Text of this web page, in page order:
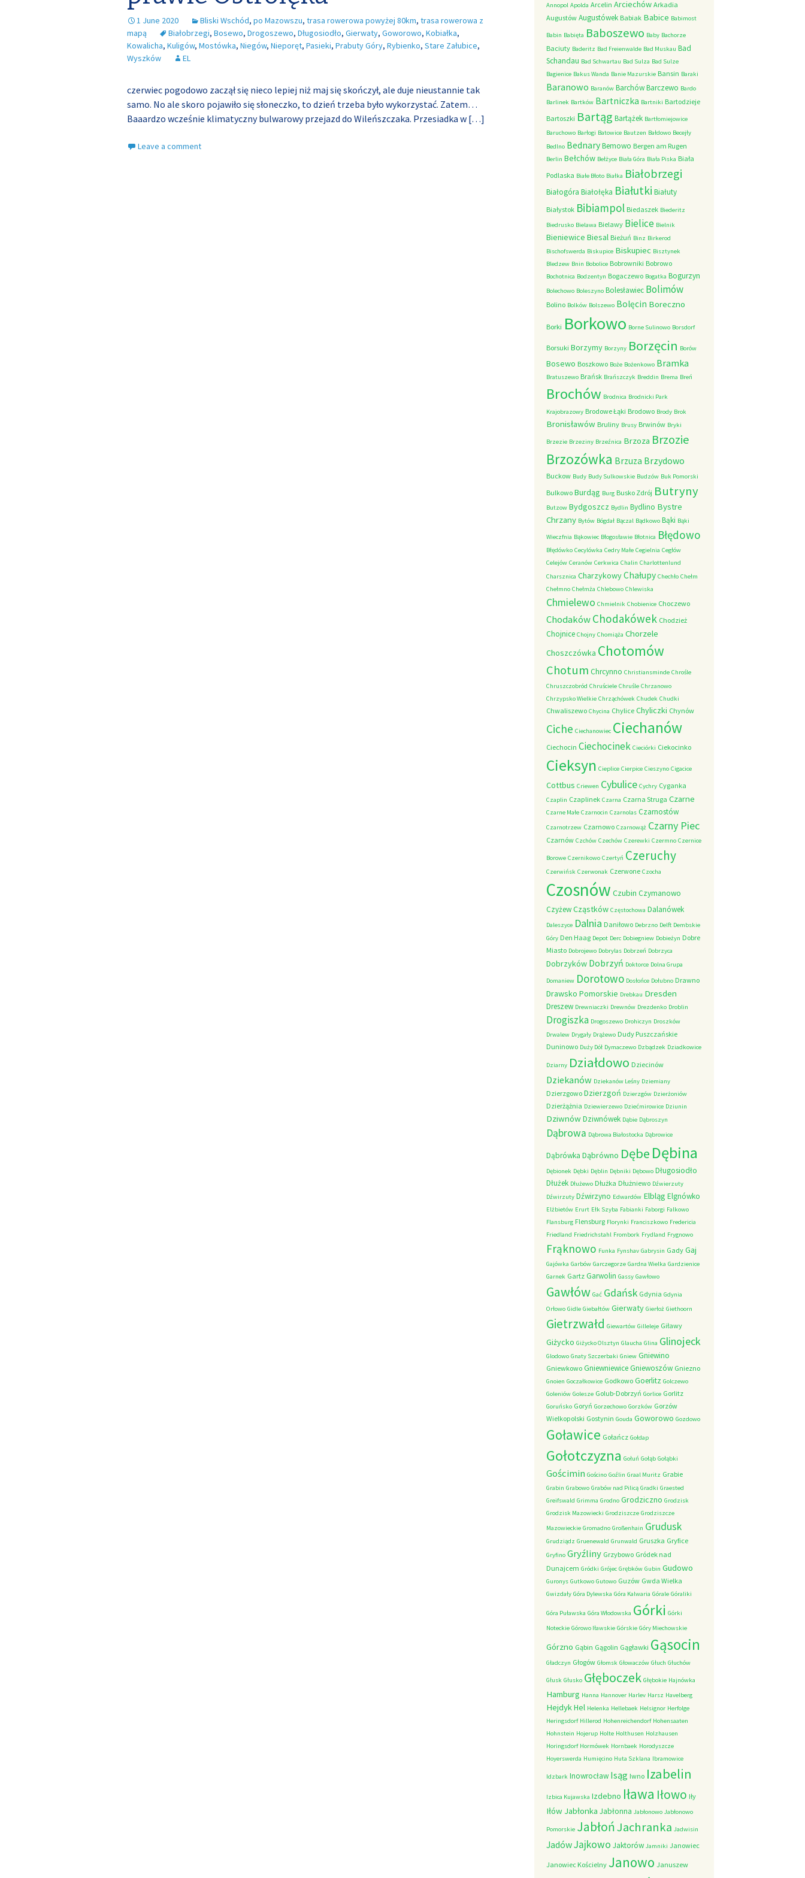
1 June 2020 Bliski Wschód, po Mazowszu, trasa rowerowa powyżej 80km, trasa rowerowa z
mapą
Białobrzegi, Bosewo, Drogoszewo, Długosiodło, Gierwaty, Goworowo, Kobiałka,
Kowalicha, Kuligów, Mostówka, Niegów, Nieporęt, Pasieki, Prabuty Góry, Rybienko, Stare Załubice,
Wyszków
EL
czerwiec pogodowo zaczął się nieco lepiej niż maj się skończył, ale duje nieustannie tak
samo. No ale skoro pojawiło się słoneczko, to dzień trzeba było wykorzystać. Zatem…
Baaardzo wcześnie klimatyczny bulwarowy przejazd do Wileńszczaka. Przesiadka w […]
Leave a comment
Annopol Apolda Arcelin Arciechów Arkadia
Augustów Augustówek Babiak Babice Babimost
Babin Babięta Baboszewo Baby Bachorze
Baciuty Baderitz Bad Freienwalde Bad Muskau Bad
Schandau Bad Schwartau Bad Sulza Bad Sulze
Bagienice Bakus Wanda Banie Mazurskie Bansin Baraki
Baranowo Baranów BarchówBarczewo Bardo
Barlinek Bartków Bartniczka Bartniki Bartodzieje
Bartoszki Bartąg Bartążek Bartłomiejowice
Baruchowo Barłogi Batowice Bautzen Bałdowo Becejły
Bedlno BednaryBemowo Bergen am Rugen
Berlin Bełchów Bełżyce Biała Góra Biała Piska Biała
Podlaska Białe Błoto Białka Białobrzegi
Białogóra Białołęka Białutki Białuty
Białystok Bibiampol Biedaszek Biederitz
Biedrusko Bielawa Bielawy Bielice Bielnik
Bieniewice Biesal Bieżuń Binz Birkerod
Bischofswerda Biskupice Biskupiec Bisztynek
Bledzew Bnin Bobolice Bobrowniki Bobrowo
Bochotnica Bodzentyn Bogaczewo Bogatka Bogurzyn
Bolechowo Boleszyno Bolesławiec Bolimów
Bolino Bolków Bolszewo Bolęcin Boreczno
Borki Borkowo Borne Sulinowo Borsdorf
Borsuki Borzymy Borzyny Borzęcin Borów
Bosewo Boszkowo Boże Bożenkowo Bramka
Bratuszewo Brańsk Brańszczyk Breddin Brema Breń
Brochów Brodnica Brodnicki Park
Krajobrazowy Brodowe Łąki Brodowo Brody Brok
Bronisławów Bruliny Brusy Brwinów Bryki
Brzezie Brzeziny Brzeźnica Brzoza Brzozie
Brzozówka Brzuza Brzydowo
Buckow Budy Budy Sulkowskie Budzów Buk Pomorski
Bulkowo Burdąg Burg Busko Zdrój Butryny
Butzow Bydgoszcz Bydlin Bydlino Bystre
Chrzany Bytów Bógdał Bączal Bądkowo Bąki Bąki
Wieczfnia Bąkowiec Błogosławie Błotnica Błędowo
Błędówko Cecylówka Cedry Małe Cegielnia Cegłów
Celejów Ceranów Cerkwica Chalin Charlottenlund
Charsznica CharzykowyChałupy Chechło Chełm
Chełmno Chełmża Chlebowo Chlewiska
Chmielewo Chmielnik Chobienice Choczewo
ChodakówChodakówek Chodzież
Chojnice Chojny Chomiąża Chorzele
Choszczówka Chotomów
Chotum Chrcynno Christiansminde Chrośle
Chruszczobród Chruściele Chruśle Chrzanowo
Chrzypsko Wielkie Chrząchówek Chudek Chudki
Chwaliszewo Chycina Chylice Chyliczki Chynów
Ciche Ciechanowiec Ciechanów
Ciechocin Ciechocinek Cieciórki Ciekocinko
Cieksyn Cieplice Cierpice Cieszyno Cigacice
Cottbus Criewen Cybulice Cychry Cyganka
Czaplin Czaplinek Czarna Czarna Struga Czarne
Czarne Małe Czarnocin Czarnolas Czarnostów
Czarnotrzew Czarnowo Czarnowąż Czarny Piec
Czarnów Czchów Czechów Czerewki Czermno Czernice
Borowe Czernikowo Czertyń Czeruchy
Czerwińsk Czerwonak Czerwone Czocha
Czosnów Czubin Czymanowo
CzyżewCząstków Częstochowa Dalanówek
Daleszyce Dalnia Daniłowo Debrzno Delft Dembskie
Góry Den Haag Depot Derc Dobiegniew Dobieżyn Dobre
Miasto Dobrojewo Dobrylas Dobrzeń Dobrzyca
Dobrzyków Dobrzyń Doktorce Dolna Grupa
Domaniew Dorotowo Dosłońce Dołubno Drawno
Drawsko Pomorskie Drebkau Dresden
Dreszew Drewniaczki Drewnów Drezdenko Droblin
Drogiszka Drogoszewo Drohiczyn Droszków
Drwalew Drygały Drążewo Dudy Puszczańskie
Duninowo Duży Dół Dymaczewo Dzbądzek Dziadkowice
Dziarny Działdowo Dziecinów
Dziekanów Dziekanów Leśny Dziemiany
Dzierzgowo Dzierzgoń Dzierzgów Dzierżoniów
Dzierżążnia Dziewierzewo Dziećmirowice Dziunin
DziwnówDziwnówek Dąbie Dąbroszyn
Dąbrowa Dąbrowa Białostocka Dąbrowice
Dąbrówka Dąbrówno Dębe Dębina
Dębionek Dębki Dęblin Dębniki Dębowo Długosiodło
Dłużek Dłużewo Dłużka Dłużniewo Dźwierzuty
Dźwirzuty Dźwirzyno Edwardów Elbląg Elgnówko
Elżbietów Erurt Ełk Szyba Fabianki Faborgi Falkowo
Flansburg Flensburg Florynki Franciszkowo Fredericia
Friedland Friedrichstahl Frombork Frydland Frygnowo
Frąknowo Funka Fynshav Gabrysin Gady Gaj
Gajówka Garbów Garczegorze Gardna Wielka Gardzienice
Garnek Gartz Garwolin Gassy Gawłowo
Gawłów Gać Gdańsk Gdynia Gdynia
Orłowo Gidle Giebałtów Gierwaty Gierłoż Giethoorn
Gietrzwałd Giewartów Gilleleje Giławy
Giżycko Giżycko Olsztyn Glaucha Glina Glinojeck
Glodowo Gnaty Szczerbaki Gniew Gniewino
Gniewkowo GniewniewiceGniewoszów Gniezno
Gnoien Goczałkowice Godkowo Goerlitz Golczewo
Goleniów Golesze Golub-Dobrzyń Gorlice Gorlitz
Goruńsko Goryń Gorzechowo Gorzków Gorzów
Wielkopolski Gostynin Gouda Goworowo Gozdowo
Goławice Gołańcz Gołdap
Gołotczyzna Gołuń Gołąb Gołąbki
Gościmin Gościno Goźlin Graal Muritz Grabie
Grabin Grabowo Grabów nad Pilicą Gradki Graested
Greifswald Grimma Grodno Grodziczno Grodzisk
Grodzisk Mazowiecki Grodziszcze Grodziszcze
Mazowieckie Gromadno Großenhain Grudusk
Grudziądz Gruenewald Grunwald Gruszka Gryfice
Gryfino Gryźliny Grzybowo Gródek nad
Dunajcem Gródki Grójec Grębków Gubin Gudowo
Guronys Gutkowo Gutowo Guzów Gwda Wielka
Gwizdały Góra Dylewska Góra Kalwaria Górale Góraliki
Góra Puławska Góra Włodowska Górki Górki
Noteckie Górowo Iławskie Górskie Góry Miechowskie
Górzno Gąbin Gągolin Gągławki Gąsocin
Gładczyn Głogów Głomsk Głowaczów Głuch Głuchów
Głusk Głusko Głęboczek Głębokie Hajnówka
Hamburg Hanna Hannover Harlev Harsz Havelberg
HejdykHel Helenka Hellebaek Helsignor Herfolge
Heringsdorf Hillerod Hohenreichendorf Hohensaaten
Hohnstein Hojerup Holte Holthusen Holzhausen
Horingsdorf Hormówek Hornbaek Horodyszcze
Hoyerswerda Humięcino Huta Szklana Ibramowice
Idzbark Inowrocław Isąg Iwno Izabelin
Izbica Kujawska Izdebno Iława Iłowo Iły
Iłów Jabłonka Jabłonna Jabłonowo Jabłonowo
Pomorskie JabłońJachranka Jadwisin
JadówJajkowo Jaktorów Jamniki Janowiec
Janowiec Kościelny Janowo Januszew